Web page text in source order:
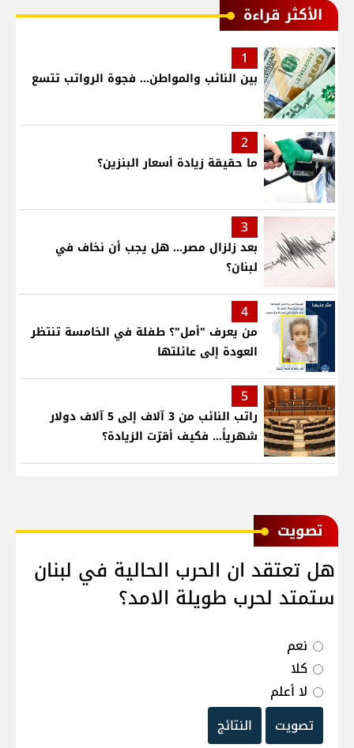
الأكثر قراءة
1
بين النائب والمواطن... فجوة الرواتب تتسع
2
ما حقيقة زيادة أسعار البنزين؟
3
بعد زلزال مصر... هل يجب أن نخاف في
لبنان؟
4
من يعرف "أمل"؟ طفلة في الخامسة تنتظر
العودة إلى عائلتها
5
راتب النائب من 3 آلاف إلى 5 آلاف دولار
شهرياً... فكيف أقرّت الزيادة؟
ﺗﺼﻮﻳﺖ
هل تعتقد ان الحرب الحالية في لبنان
ستمتد لحرب طويلة الامد؟
نعم
كلا
لا أعلم
تصويت
النتائج